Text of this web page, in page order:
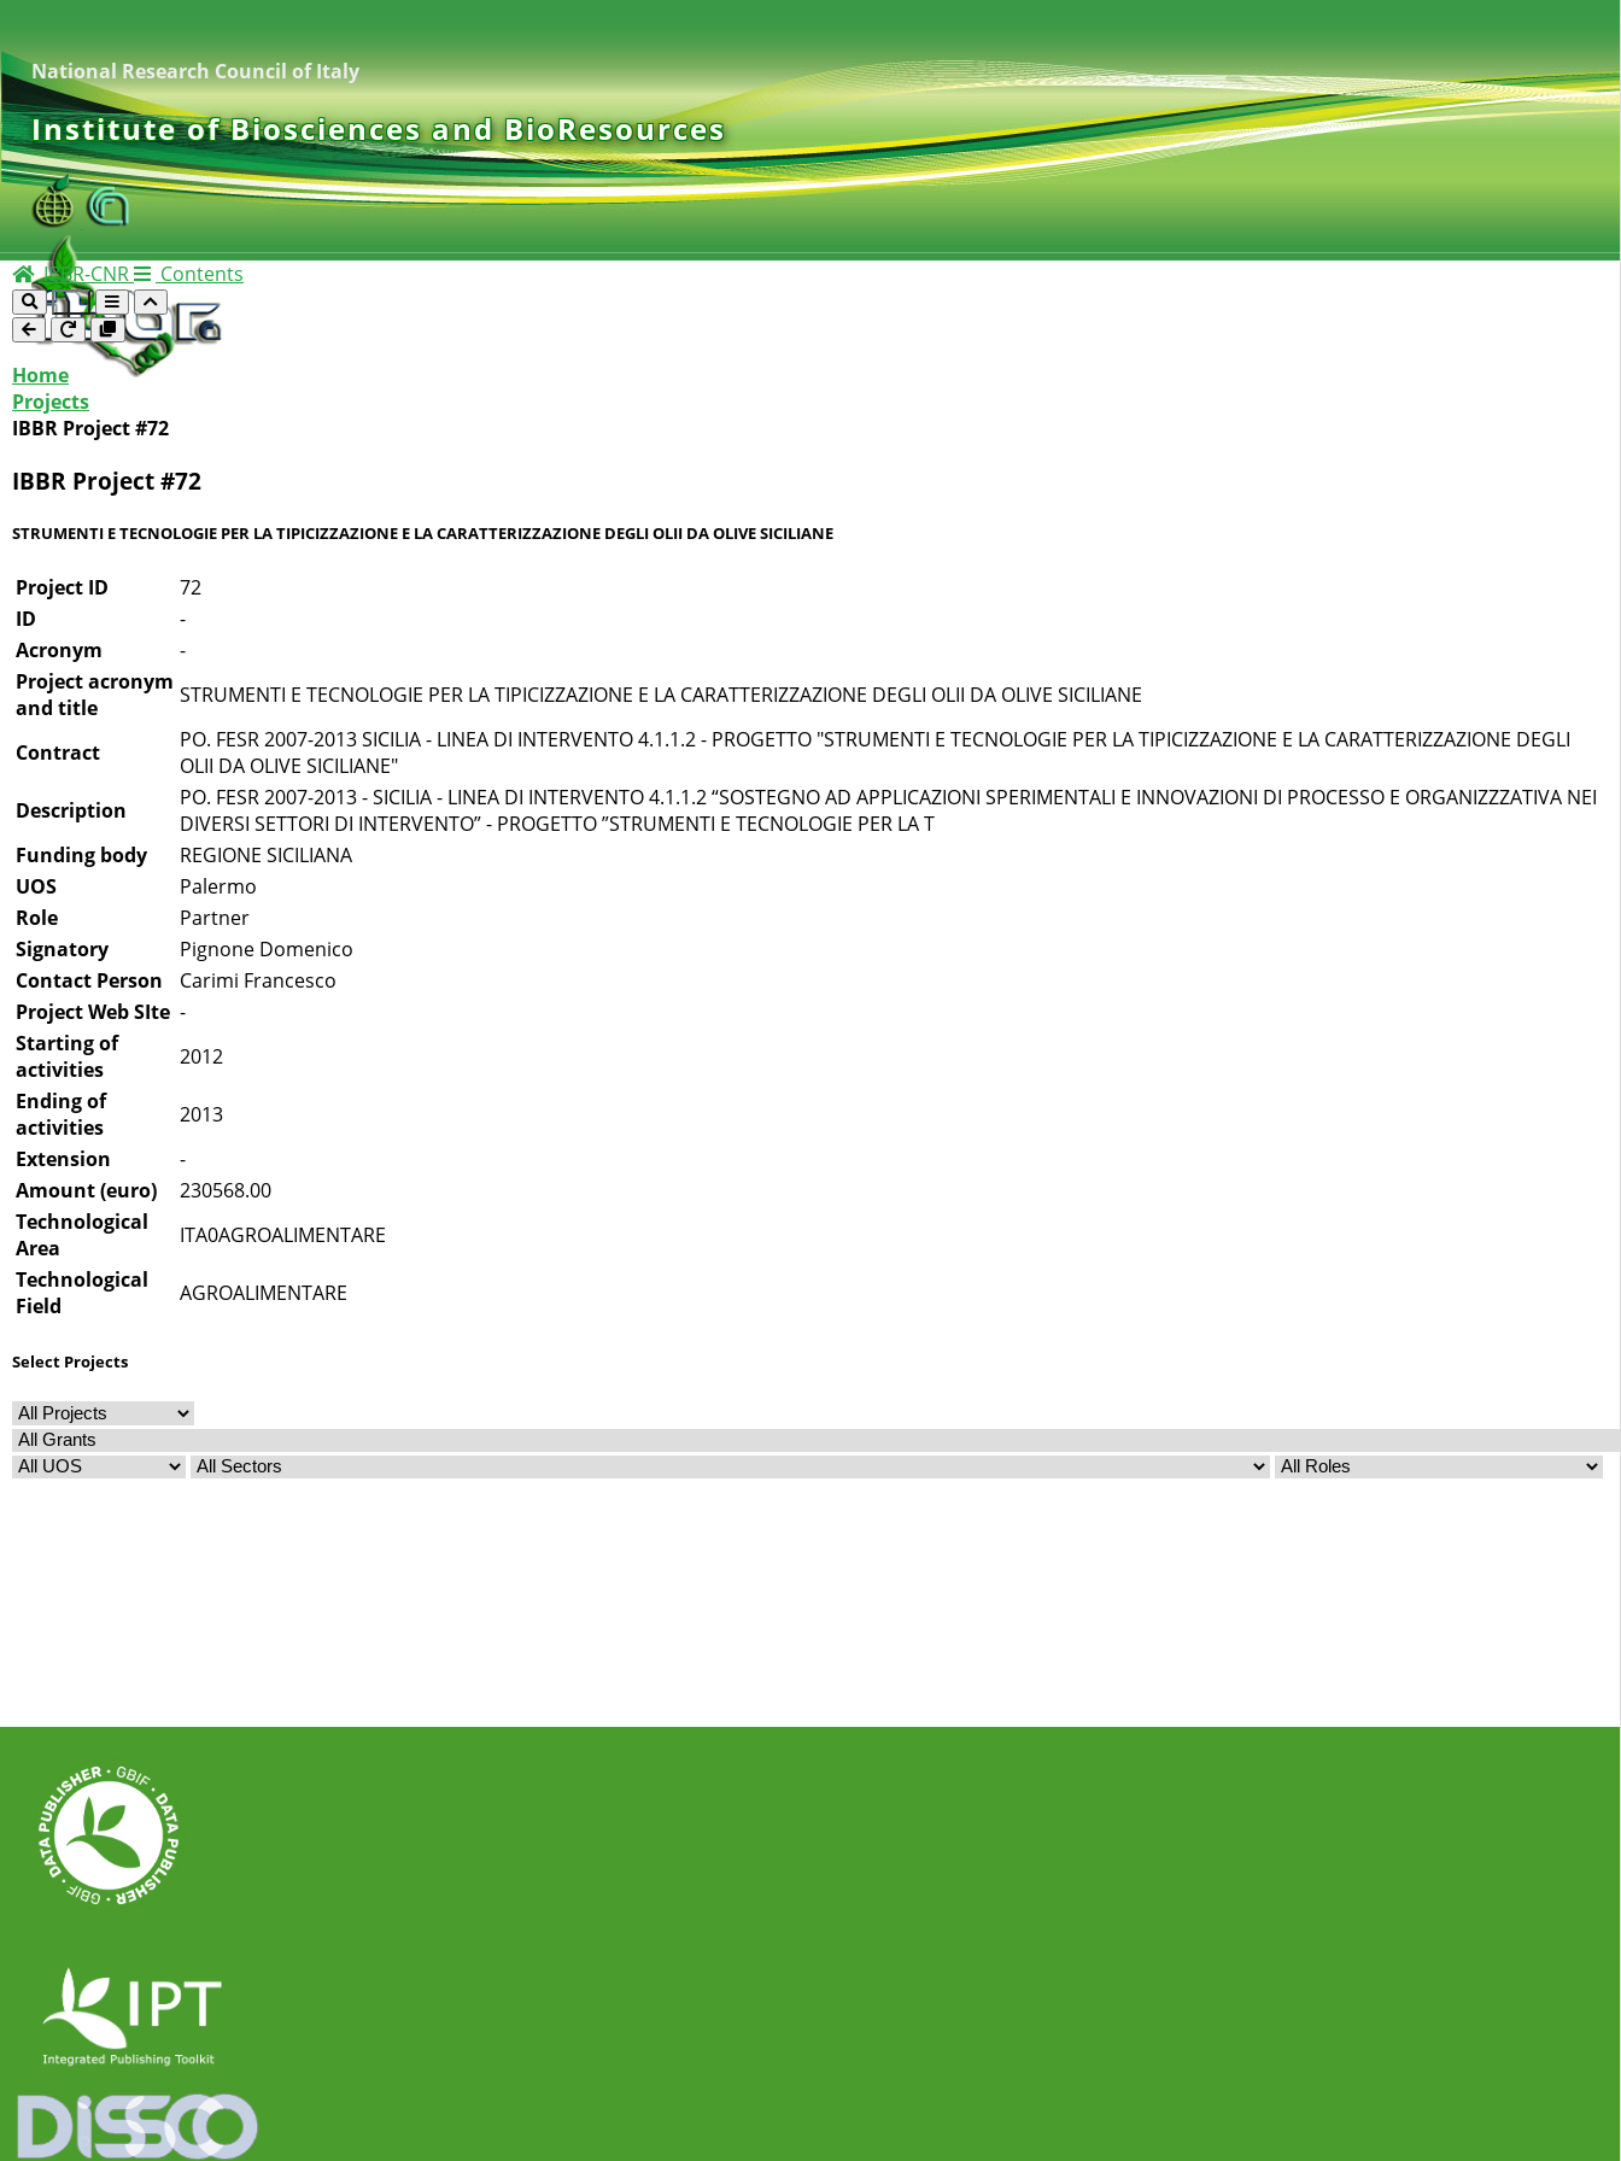
National Research Council of Italy
Institute of Biosciences and BioResources
IBBR-CNR Contents
Home
Projects
IBBR Project #72
IBBR Project #72
STRUMENTI E TECNOLOGIE PER LA TIPICIZZAZIONE E LA CARATTERIZZAZIONE DEGLI OLII DA OLIVE SICILIANE
Project ID
72
ID
-
Acronym
-
Project acronym
and title
STRUMENTI E TECNOLOGIE PER LA TIPICIZZAZIONE E LA CARATTERIZZAZIONE DEGLI OLII DA OLIVE SICILIANE
Contract
PO. FESR 2007-2013 SICILIA - LINEA DI INTERVENTO 4.1.1.2 - PROGETTO "STRUMENTI E TECNOLOGIE PER LA TIPICIZZAZIONE E LA CARATTERIZZAZIONE DEGLI
OLII DA OLIVE SICILIANE"
Description
PO. FESR 2007-2013 - SICILIA - LINEA DI INTERVENTO 4.1.1.2 “SOSTEGNO AD APPLICAZIONI SPERIMENTALI E INNOVAZIONI DI PROCESSO E ORGANIZZZATIVA NEI
DIVERSI SETTORI DI INTERVENTO” - PROGETTO ”STRUMENTI E TECNOLOGIE PER LA T
Funding body
REGIONE SICILIANA
UOS
Palermo
Role
Partner
Signatory
Pignone Domenico
Contact Person
Carimi Francesco
Project Web SIte -
Starting of
activities
2012
Ending of
activities
2013
Extension
-
Amount (euro)
230568.00
Technological
Area
ITA0AGROALIMENTARE
Technological
Field
AGROALIMENTARE
Select Projects